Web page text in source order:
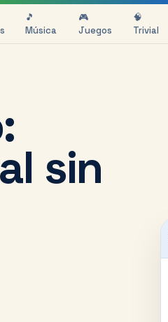
🎵
Música
🎮
Juegos
🧠
Trivial
sin